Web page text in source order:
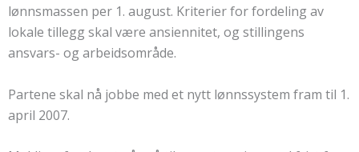
lønnsmassen per 1. august. Kriterier for fordeling av
lokale tillegg skal være ansiennitet, og stillingens
ansvars- og arbeidsområde.
Partene skal nå jobbe med et nytt lønnssystem fram til 1.
april 2007.